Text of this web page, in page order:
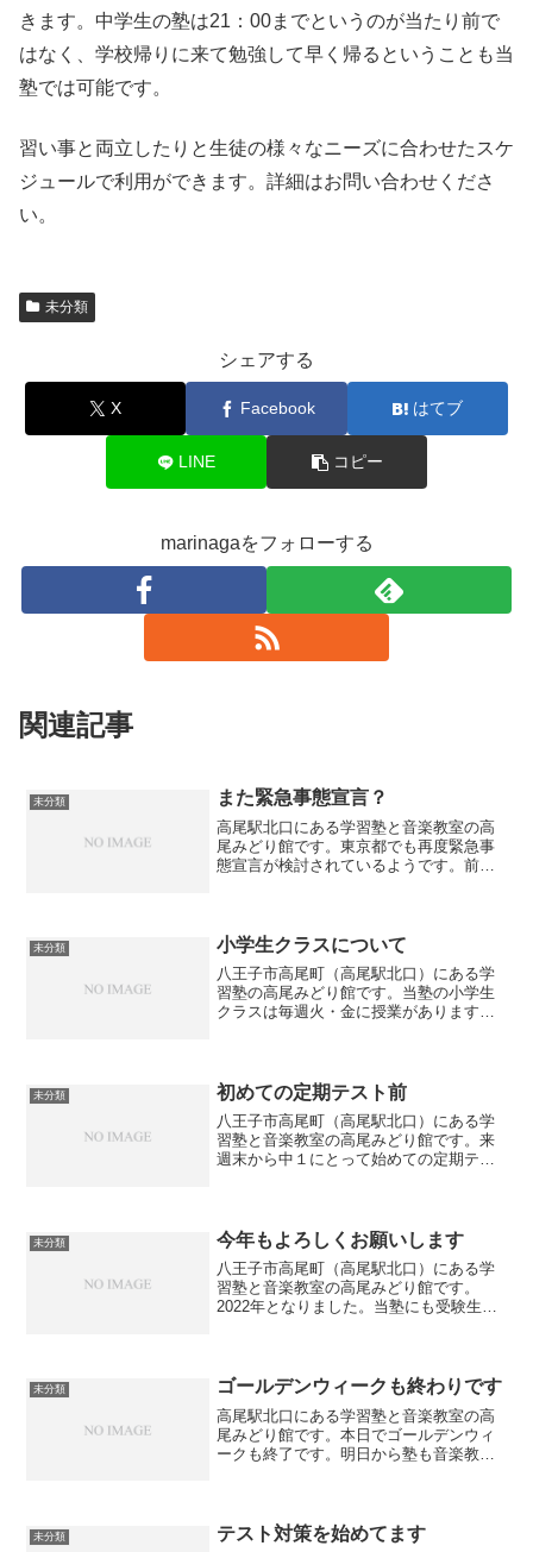
きます。中学生の塾は21：00までというのが当たり前で
はなく、学校帰りに来て勉強して早く帰るということも当
塾では可能です。
習い事と両立したりと生徒の様々なニーズに合わせたスケ
ジュールで利用ができます。詳細はお問い合わせくださ
い。
未分類
シェアする
X Facebook はてブ
LINE コピー
marinagaをフォローする
関連記事
未分類 また緊急事態宣言？
高尾駅北口にある学習塾と音楽教室の高
尾みどり館です。東京都でも再度緊急事
態宣言が検討されているようです。前回
に「検温」と「消毒」の実...
未分類 小学生クラスについて
八王子市高尾町（高尾駅北口）にある学
習塾の高尾みどり館です。当塾の小学生
クラスは毎週火・金に授業があります。
題をします。それから塾の...
未分類 初めての定期テスト前
八王子市高尾町（高尾駅北口）にある学
習塾と音楽教室の高尾みどり館です。来
週末から中１にとって始めての定期テス
いという話をしていました...
未分類 今年もよろしくお願いします
八王子市高尾町（高尾駅北口）にある学
習塾と音楽教室の高尾みどり館です。
2022年となりました。当塾にも受験生が
学習塾は１月４日（火）...
未分類 ゴールデンウィークも終わりです
高尾駅北口にある学習塾と音楽教室の高
尾みどり館です。本日でゴールデンウィ
ークも終了です。明日から塾も音楽教室
未分類 テスト対策を始めてます